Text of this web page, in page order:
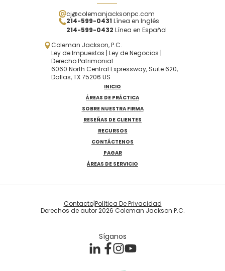
cj@colemanjacksonpc.com
214-599-0431 Línea en Inglés
214-599-0432 Línea en Español
Coleman Jackson, P.C.
Ley de Impuestos | Ley de Negocios |
Derecho Patrimonial
6060 North Central Expressway, Suite 620,
Dallas, TX 75206 US
INICIO
ÁREAS DE PRÁCTICA
SOBRE NUESTRA FIRMA
RESEÑAS DE CLIENTES
RECURSOS
CONTÁCTENOS
PAGAR
ÁREAS DE SERVICIO
Derechos de autor 2026 Coleman Jackson P.C.
Contacto|Política De Privacidad
Síganos